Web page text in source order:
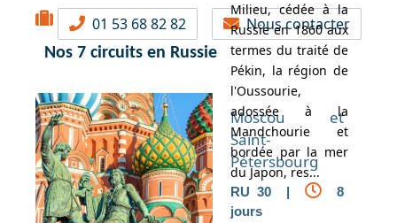
Milieu, cédée à la
Russie en 1860 aux
termes du traité de
Pékin, la région de
l'Oussourie,
adossée à la
Mandchourie et
bordée par la mer
du Japon, res...
01 53 68 82 82 Nous contacter
Nos 7 circuits en Russie
Moscou et
Saint-
Pétersbourg
RU 30 |
8
jours